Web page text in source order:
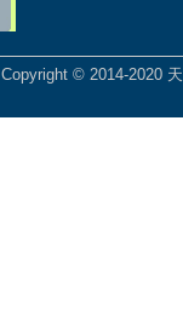
Copyright © 2014-2020